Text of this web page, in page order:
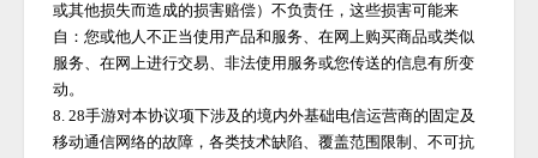
或其他损失而造成的损害赔偿）不负责任，这些损害可能来
自：您或他人不正当使用产品和服务、在网上购买商品或类似
服务、在网上进行交易、非法使用服务或您传送的信息有所变
动。
8.28手游对本协议项下涉及的境内外基础电信运营商的固定及
移动通信网络的故障，各类技术缺陷、覆盖范围限制、不可抗